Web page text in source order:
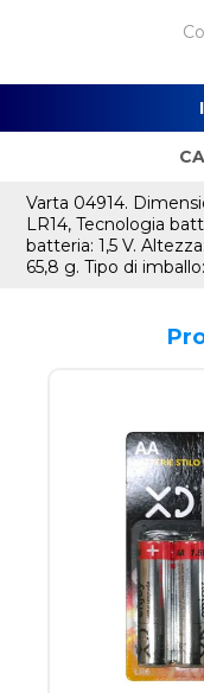
Varta 04914.
LR14, Tecnologia
batteria: 1,5 V.
65,8 g. Tipo di